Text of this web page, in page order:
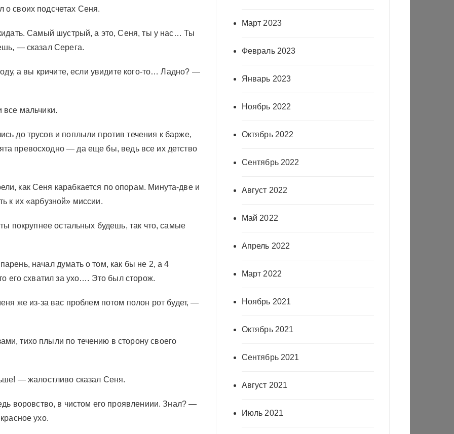
своих подсчетах Сеня.
Самый шустрый, а это, Сеня, ты у нас… Ты
— сказал Серега.
а вы кричите, если увидите кого-то… Ладно? —
все мальчики.
до трусов и поплыли против течения к барже,
превосходно — да еще бы, ведь все их детство
как Сеня карабкается по опорам. Минута-две и
к их «арбузной» миссии.
покрупнее остальных будешь, так что, самые
начал думать о том, как бы не 2, а 4
его схватил за ухо…. Это был сторож.
же из-за вас проблем потом полон рот будет, —
тихо плыли по течению в сторону своего
— жалостливо сказал Сеня.
воровство, в чистом его проявлениии. Знал? —
ухо.
Март 2023
Февраль 2023
Январь 2023
Ноябрь 2022
Октябрь 2022
Сентябрь 2022
Август 2022
Май 2022
Апрель 2022
Март 2022
Ноябрь 2021
Октябрь 2021
Сентябрь 2021
Август 2021
Июль 2021